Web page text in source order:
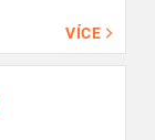
VÍCE